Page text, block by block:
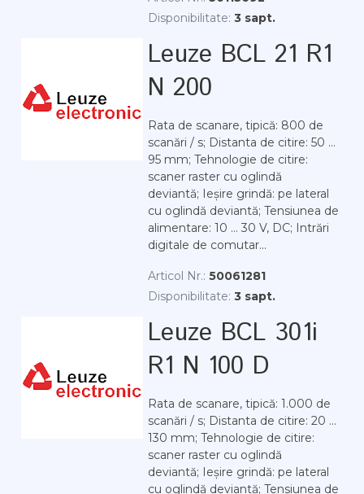
Disponibilitate: 3 sapt.
Leuze BCL 21 R1
N 200
Rata de scanare, tipică: 800 de
scanări / s; Distanta de citire: 50 ...
95 mm; Tehnologie de citire:
scaner raster cu oglindă
deviantă; Ieșire grindă: pe lateral
cu oglindă deviantă; Tensiunea de
alimentare: 10 ... 30 V, DC; Intrări
digitale de comutar...
Articol Nr.: 50061281
Disponibilitate: 3 sapt.
Leuze BCL 301i
R1 N 100 D
Rata de scanare, tipică: 1.000 de
scanări / s; Distanta de citire: 20 ...
130 mm; Tehnologie de citire:
scaner raster cu oglindă
deviantă; Ieșire grindă: pe lateral
cu oglindă deviantă; Tensiunea de